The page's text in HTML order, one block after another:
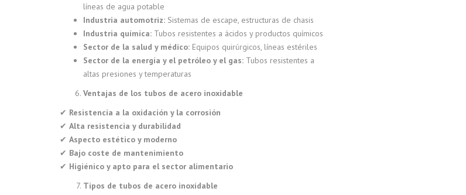
líneas de agua potable
Industria automotriz: Sistemas de escape, estructuras de chasis
Industria química: Tubos resistentes a ácidos y productos químicos
Sector de la salud y médico: Equipos quirúrgicos, líneas estériles
Sector de la energía y el petróleo y el gas: Tubos resistentes a
altas presiones y temperaturas
Ventajas de los tubos de acero inoxidable
✔ Resistencia a la oxidación y la corrosión
✔ Alta resistencia y durabilidad
✔ Aspecto estético y moderno
✔ Bajo coste de mantenimiento
✔ Higiénico y apto para el sector alimentario
Tipos de tubos de acero inoxidable